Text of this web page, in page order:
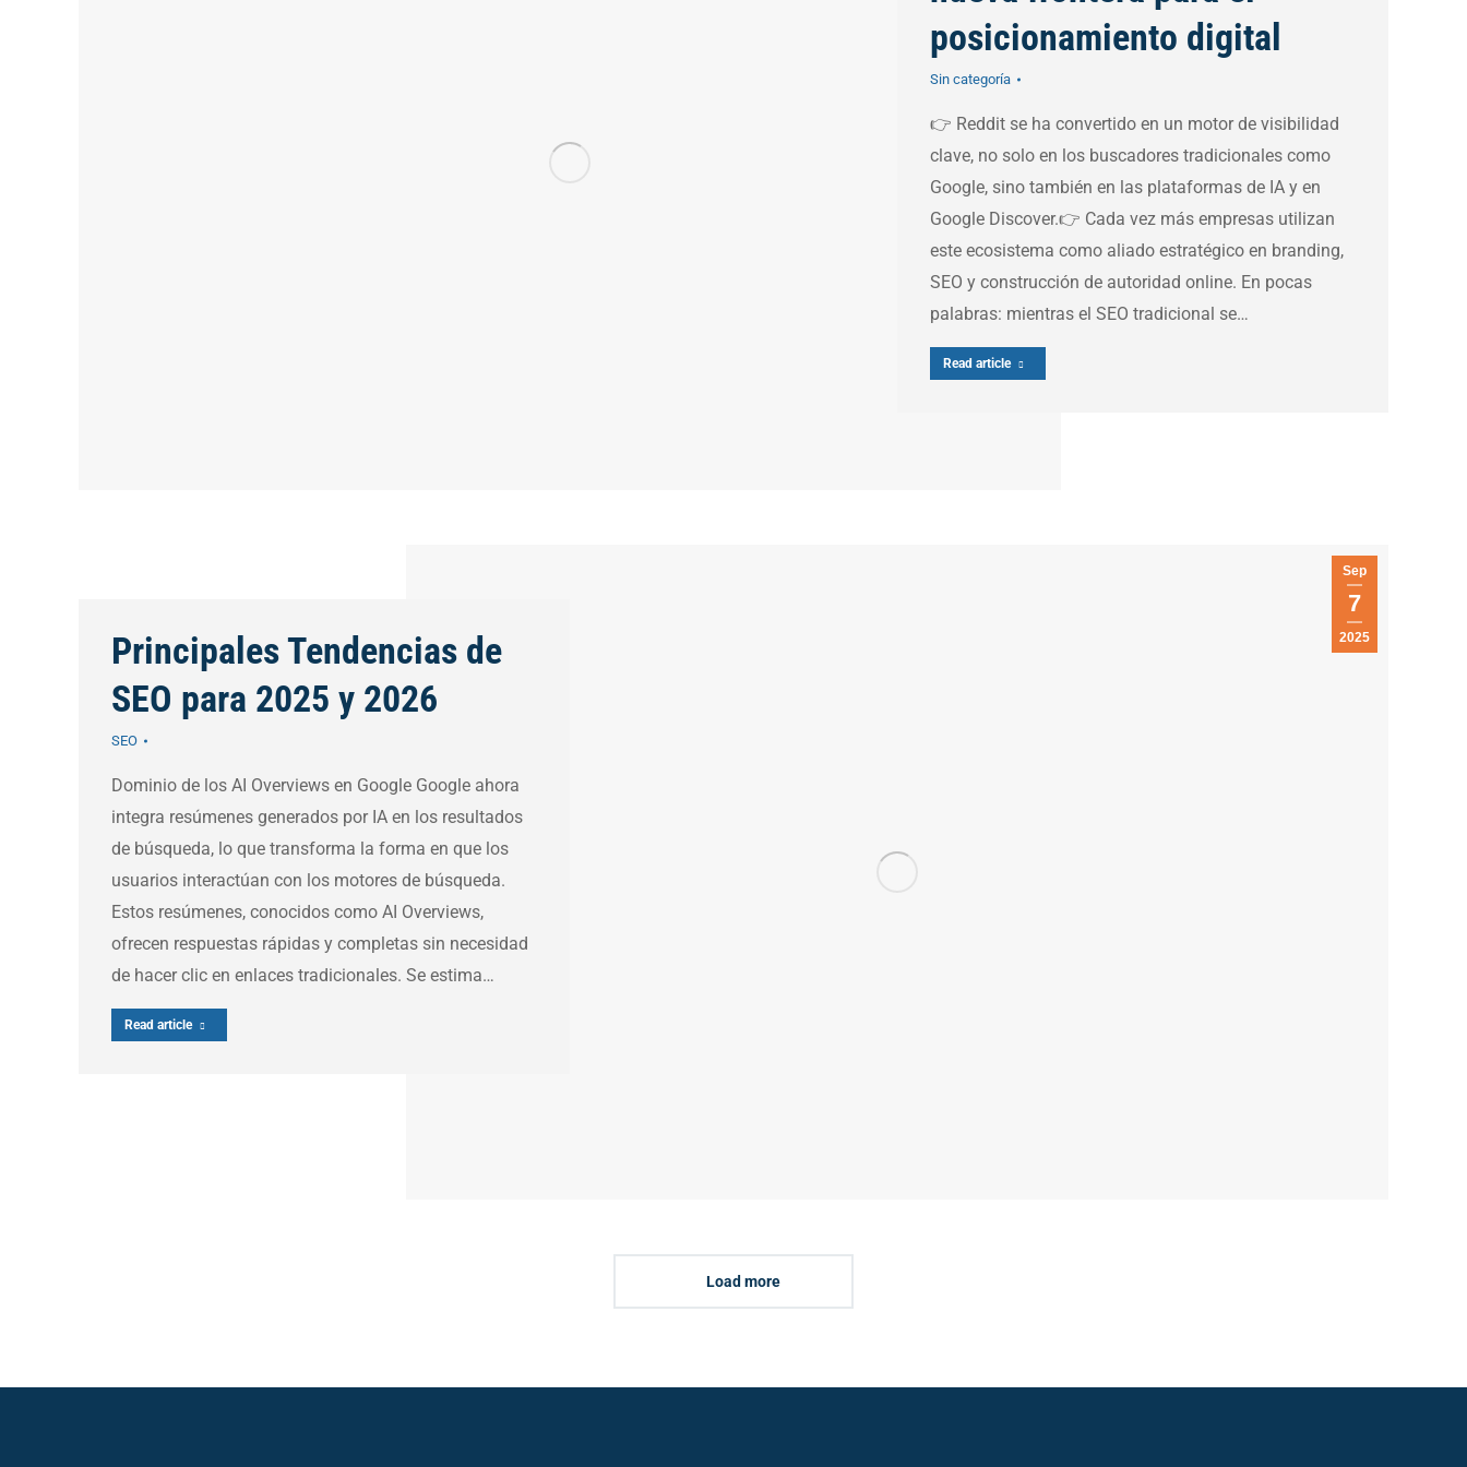
posicionamiento digital
Sin categoría
👉 Reddit se ha convertido en un motor de visibilidad
clave, no solo en los buscadores tradicionales como
Google, sino también en las plataformas de IA y en
Google Discover.👉 Cada vez más empresas utilizan
este ecosistema como aliado estratégico en branding,
SEO y construcción de autoridad online. En pocas
palabras: mientras el SEO tradicional se…
Read article
Sep
7
2025
Principales Tendencias de
SEO para 2025 y 2026
SEO
Dominio de los AI Overviews en Google Google ahora
integra resúmenes generados por IA en los resultados
de búsqueda, lo que transforma la forma en que los
usuarios interactúan con los motores de búsqueda.
Estos resúmenes, conocidos como AI Overviews,
ofrecen respuestas rápidas y completas sin necesidad
de hacer clic en enlaces tradicionales. Se estima…
Read article
Load more